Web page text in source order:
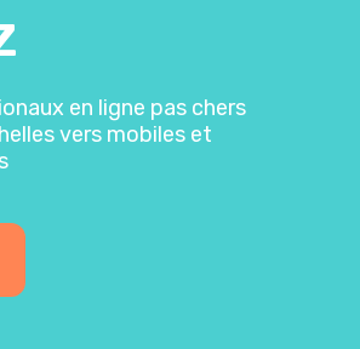
en ligne pas chers
vers mobiles et